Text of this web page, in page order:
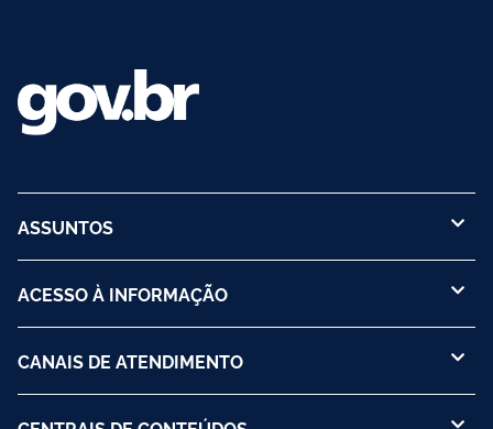
ASSUNTOS
ACESSO À INFORMAÇÃO
CANAIS DE ATENDIMENTO